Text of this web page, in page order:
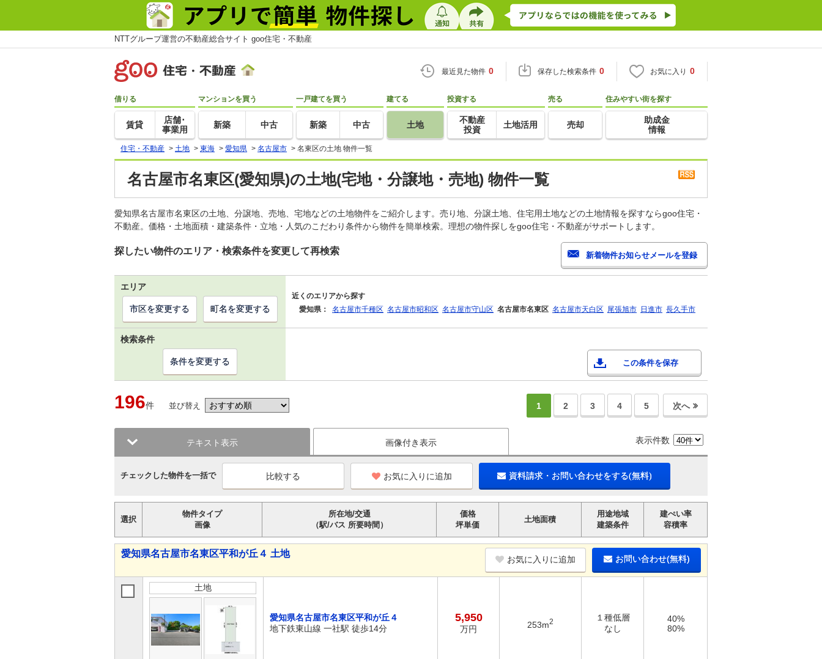
NTTグループ運営の不動産総合サイト goo住宅・不動産
最近見た物件 0 保存した検索条件 0 お気に入り 0
借りる
賃貸
店舗･
事業用
マンションを買う
新築 中古
一戸建てを買う
新築 中古
建てる
土地
投資する
不動産
投資
土地活用
売る
売却
住みやすい街を探す
助成金
情報
住宅・不動産 > 土地 > 東海 > 愛知県 > 名古屋市 > 名東区の土地 物件一覧
名古屋市名東区(愛知県)の土地(宅地・分譲地・売地) 物件一覧
愛知県名古屋市名東区の土地、分譲地、売地、宅地などの土地物件をご紹介します。売り地、分譲土地、住宅用土地などの土地情報を探すならgoo住宅・
不動産。価格・土地面積・建築条件・立地・人気のこだわり条件から物件を簡単検索。理想の物件探しをgoo住宅・不動産がサポートします。
探したい物件のエリア・検索条件を変更して再検索
エリア
近くのエリアから探す
愛知県：
名古屋市千種区 名古屋市昭和区 名古屋市守山区 名古屋市名東区 名古屋市天白区 尾張旭市 日進市 長久手市
市区を変更する 町名を変更する
検索条件
この条件を保存
条件を変更する
196件 並び替え 1 2 3 4 5 次へ
テキスト表示 画像付き表示 表示件数
チェックした物件を一括で お気に入りに追加 資料請求・お問い合わせをする(無料)
選択
物件タイプ
画像
所在地/交通
（駅/バス 所要時間）
価格
坪単価
土地面積
用途地域
建築条件
建ぺい率
容積率
愛知県名古屋市名東区平和が丘４ 土地
お気に入りに追加 お問い合わせ(無料)
土地
愛知県名古屋市名東区平和が丘４
地下鉄東山線 一社駅 徒歩14分
5,950
万円 253m2
１種低層
なし
40%
80%